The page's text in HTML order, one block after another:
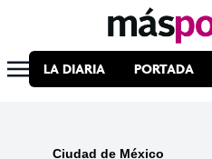
LA DIARIA PORTADA